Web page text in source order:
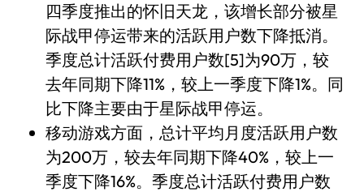
四季度推出的怀旧天龙，该增长部分被星
际战甲停运带来的活跃用户数下降抵消。
季度总计活跃付费用户数[5]为90万，较
去年同期下降11%，较上一季度下降1%。同
比下降主要由于星际战甲停运。
移动游戏方面，总计平均月度活跃用户数
为200万，较去年同期下降40%，较上一
季度下降16%。季度总计活跃付费用户数